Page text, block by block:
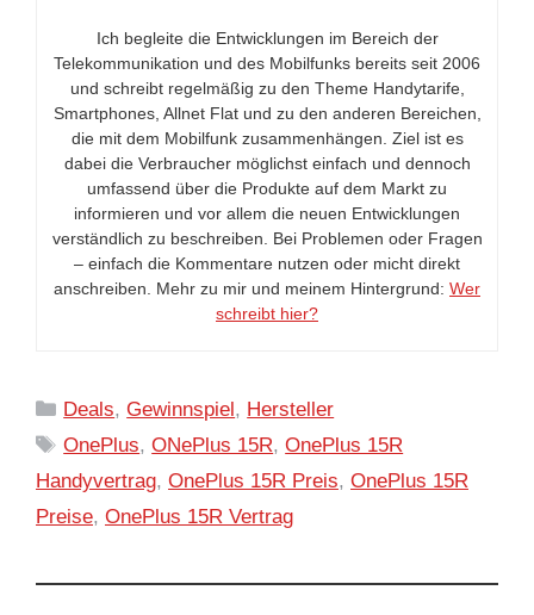
Ich begleite die Entwicklungen im Bereich der
Telekommunikation und des Mobilfunks bereits seit 2006
und schreibt regelmäßig zu den Theme Handytarife,
Smartphones, Allnet Flat und zu den anderen Bereichen,
die mit dem Mobilfunk zusammenhängen. Ziel ist es
dabei die Verbraucher möglichst einfach und dennoch
umfassend über die Produkte auf dem Markt zu
informieren und vor allem die neuen Entwicklungen
verständlich zu beschreiben. Bei Problemen oder Fragen
– einfach die Kommentare nutzen oder micht direkt
anschreiben. Mehr zu mir und meinem Hintergrund: Wer
schreibt hier?
Kategorien
Deals, Gewinnspiel, Hersteller
Schlagwörter
OnePlus,ONePlus 15R,OnePlus 15R
Handyvertrag, OnePlus 15R Preis, OnePlus 15R
Preise, OnePlus 15R Vertrag